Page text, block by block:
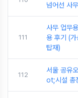
넘어선 사
111
사무 업무
용 후기 (
탑재)
112
서울 공유
ot;시설 총